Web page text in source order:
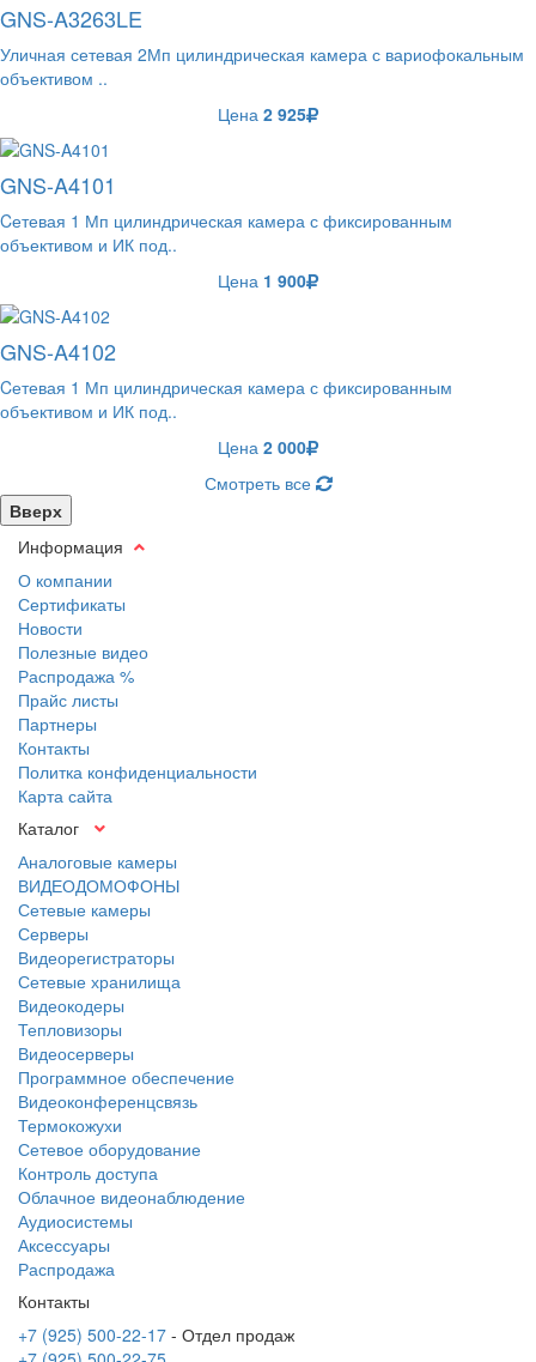
GNS-A3263LE
Уличная сетевая 2Мп цилиндрическая камера с вариофокальным
объективом ..
Цена 2 925
GNS-A4101
Cетевая 1 Мп цилиндрическая камера с фиксированным
объективом и ИК под..
Цена 1 900
GNS-A4102
Cетевая 1 Мп цилиндрическая камера с фиксированным
объективом и ИК под..
Цена 2 000
Смотреть все
Вверх
Информация
О компании
Сертификаты
Новости
Полезные видео
Распродажа %
Прайс листы
Партнеры
Контакты
Политка конфиденциальности
Карта сайта
Каталог
Аналоговые камеры
ВИДЕОДОМОФОНЫ
Сетевые камеры
Серверы
Видеорегистраторы
Сетевые хранилища
Видеокодеры
Тепловизоры
Видеосерверы
Программное обеспечение
Видеоконференцсвязь
Термокожухи
Сетевое оборудование
Контроль доступа
Облачное видеонаблюдение
Аудиосистемы
Аксессуары
Распродажа
Контакты
+7 (925) 500-22-17 - Отдел продаж